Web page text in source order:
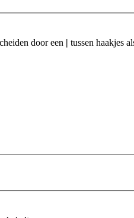
door een | tussen haakjes